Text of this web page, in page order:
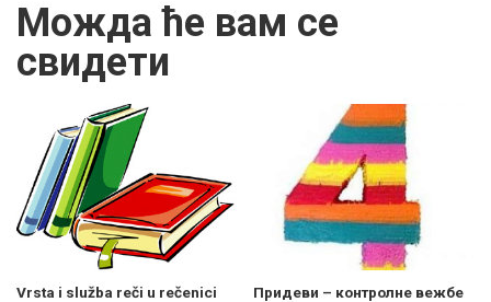
Можда ће вам се
свидети
Vrsta i služba reči u rečenici Придеви – контролне вежбе